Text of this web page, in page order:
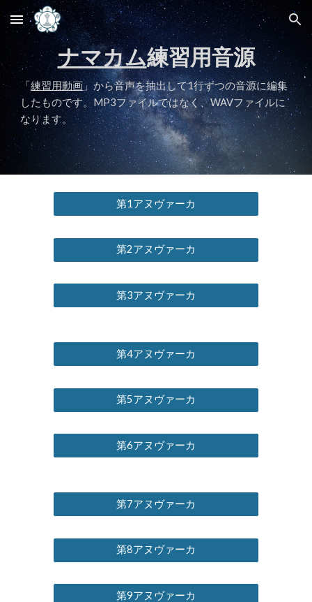
Skip to main content Skip to navigation
ナマカム練習用音源
「練習用動画」から音声を抽出して1行ずつの音源に編集
したものです。MP3ファイルではなく、WAVファイルに
なります。
第1アヌヴァーカ
第2アヌヴァーカ
第3アヌヴァーカ
第4アヌヴァーカ
第5アヌヴァーカ
第6アヌヴァーカ
第7アヌヴァーカ
第8アヌヴァーカ
第9アヌヴァーカ